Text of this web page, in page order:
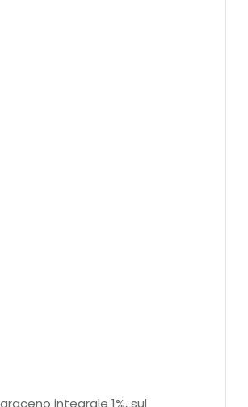
integrale 1%, sul